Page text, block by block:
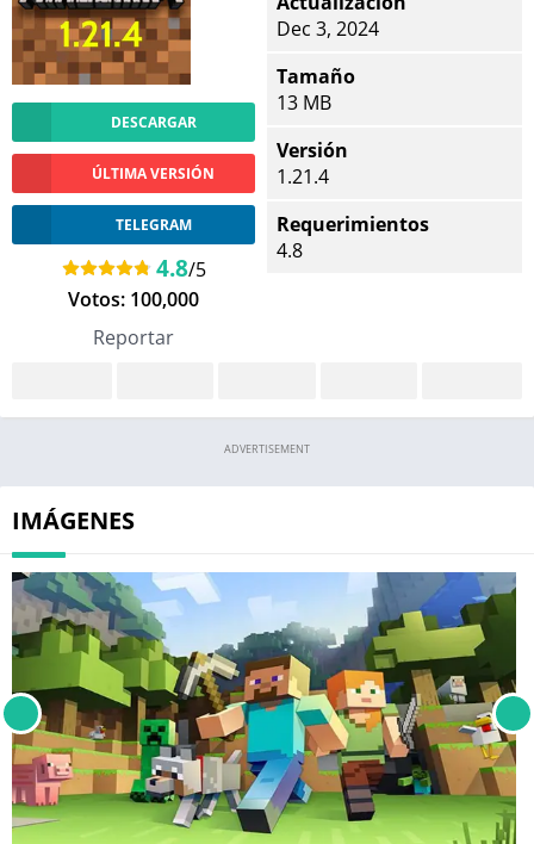
DESCARGAR
ÚLTIMA VERSIÓN
TELEGRAM
4.8/5
Votos: 100,000
Reportar
Dec 3, 2024
Tamaño
13 MB
Versión
1.21.4
Requerimientos
4.8
ADVERTISEMENT
IMÁGENES